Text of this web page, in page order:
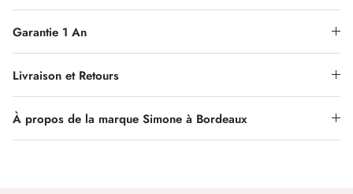
Garantie 1 An
Livraison et Retours
À propos de la marque Simone à Bordeaux